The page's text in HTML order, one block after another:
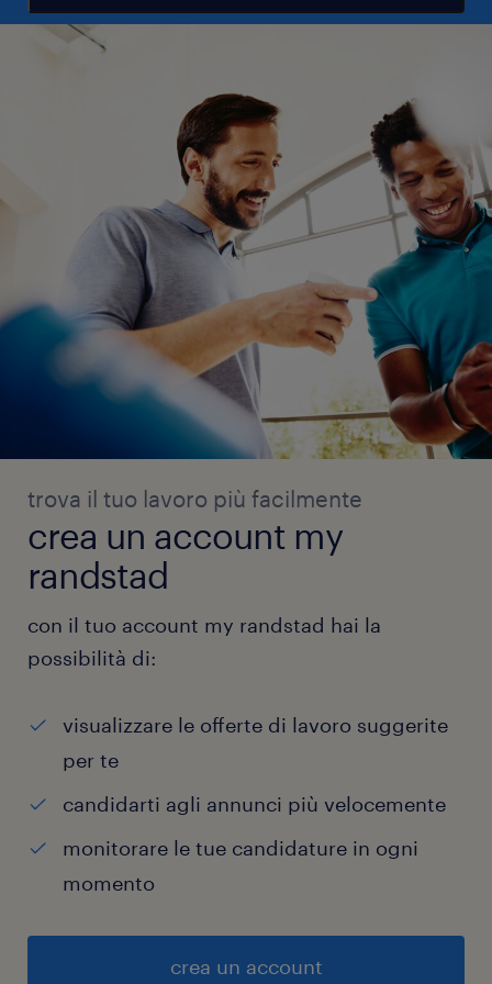
trova il tuo lavoro più facilmente
crea un account my
randstad
con il tuo account my randstad hai la
possibilità di:
visualizzare le offerte di lavoro suggerite
per te
candidarti agli annunci più velocemente
monitorare le tue candidature in ogni
momento
crea un account